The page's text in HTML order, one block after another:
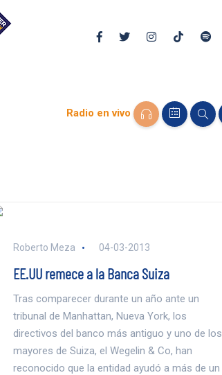
Radio en vivo
Roberto Meza 04-03-2013
EE.UU remece a la Banca Suiza
Tras comparecer durante un año ante un
tribunal de Manhattan, Nueva York, los
directivos del banco más antiguo y uno de los
mayores de Suiza, el Wegelin & Co, han
reconocido que la entidad ayudó a más de un